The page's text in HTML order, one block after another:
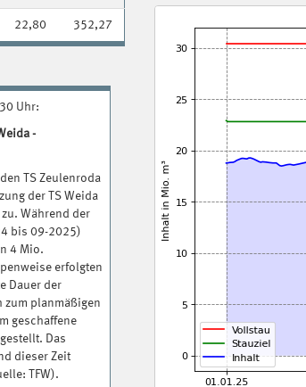
22,80 352,27
Uhr:
-
TS Zeulenroda
der TS Weida
Während der
bis 09-2025)
4 Mio.
erfolgten
Dauer der
zum planmäßigen
geschaffene
Das
dieser Zeit
TFW).